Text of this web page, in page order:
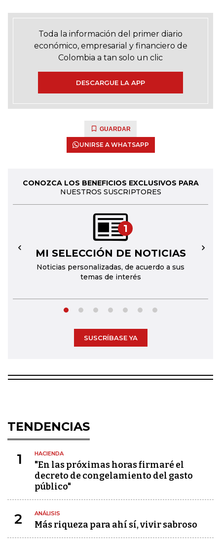
Toda la información del primer diario
económico, empresarial y financiero de
Colombia a tan solo un clic
DESCARGUE LA APP
GUARDAR
UNIRSE A WHATSAPP
CONOZCA LOS BENEFICIOS EXCLUSIVOS PARA
NUESTROS SUSCRIPTORES
1
MI SELECCIÓN DE NOTICIAS
Noticias personalizadas, de acuerdo a sus
temas de interés
← →
SUSCRÍBASE YA
TENDENCIAS
1 HACIENDA
"En las próximas horas firmaré el
decreto de congelamiento del gasto
público"
2 ANÁLISIS
Más riqueza para ahí sí, vivir sabroso